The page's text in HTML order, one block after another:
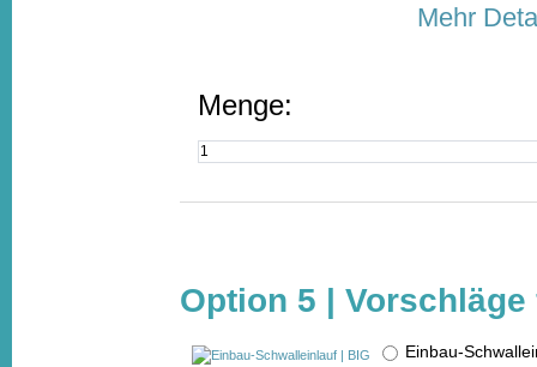
Mehr
Menge:
Option 5 |
Einbau-